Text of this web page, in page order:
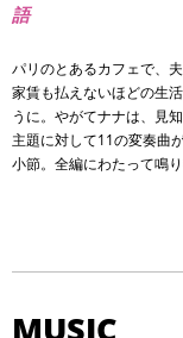
語
パリのとあるカフェで、
家賃も払えないほどの生
うに。やがてナナは、見
主題に対して11の変奏曲
小節。全編にわたって鳴
MUSIC